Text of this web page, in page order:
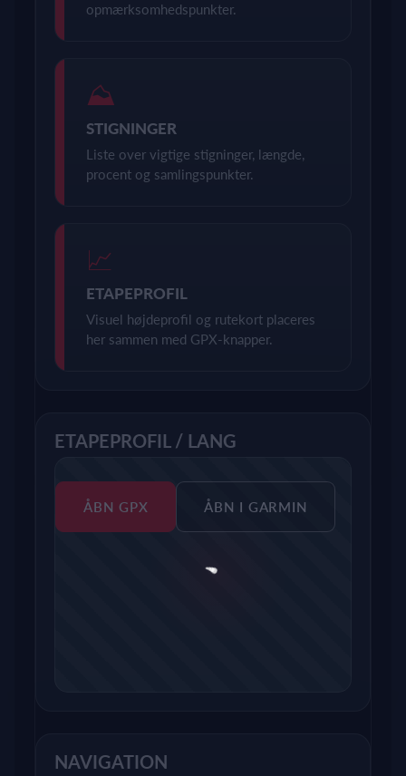
opmærksomhedspunkter.
⛰
STIGNINGER
Liste over vigtige stigninger, længde,
procent og samlingspunkter.
📈
ETAPEPROFIL
Visuel højdeprofil og rutekort placeres
her sammen med GPX-knapper.
ETAPEPROFIL / LANG
ÅBN GPX ÅBN I GARMIN
NAVIGATION